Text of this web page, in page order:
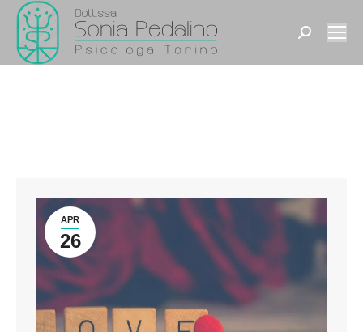
Search:
APR
26